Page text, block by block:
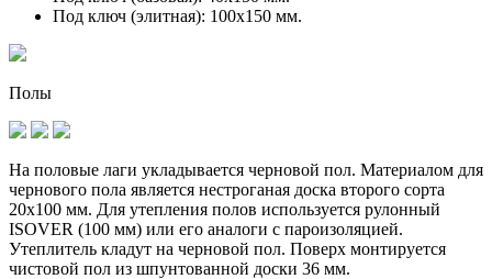
Под ключ (элитная): 100х150 мм.
Полы
На половые лаги укладывается черновой пол. Материалом для
чернового пола является нестроганая доска второго сорта
20х100 мм. Для утепления полов используется рулонный
ISOVER (100 мм) или его аналоги с пароизоляцией.
Утеплитель кладут на черновой пол. Поверх монтируется
чистовой пол из шпунтованной доски 36 мм.